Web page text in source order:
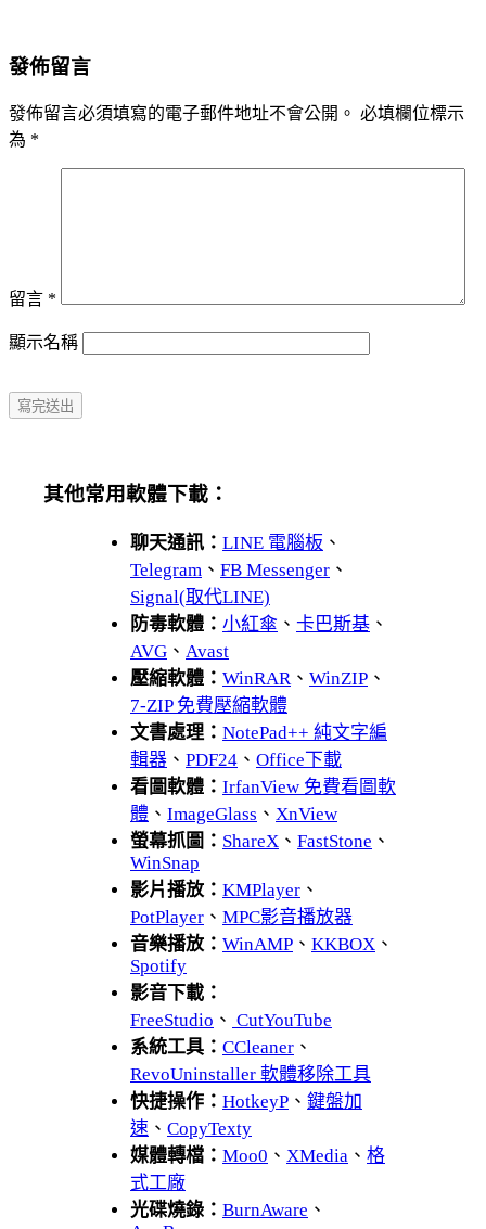
發佈留言
發佈留言必須填寫的電子郵件地址不會公開。 必填欄位標示
為 *
留言 *
顯示名稱
其他常用軟體下載：
聊天通訊： LINE 電腦板 、
Telegram 、 FB Messenger 、
Signal(取代LINE)
防毒軟體： 小紅傘 、 卡巴斯基 、
AVG 、 Avast
壓縮軟體： WinRAR、 WinZIP 、
7-ZIP 免費壓縮軟體
文書處理： NotePad++ 純文字編
輯器 、 PDF24 、 Office下載
看圖軟體： IrfanView 免費看圖軟
體 、 ImageGlass 、 XnView
螢幕抓圖： ShareX 、 FastStone 、
WinSnap
影片播放： KMPlayer 、
PotPlayer 、 MPC影音播放器
音樂播放： WinAMP 、 KKBOX 、
Spotify
影音下載：
FreeStudio 、 CutYouTube
系統工具： CCleaner 、
RevoUninstaller 軟體移除工具
快捷操作： HotkeyP 、 鍵盤加
速 、 CopyTexty
媒體轉檔： Moo0 、 XMedia 、 格
式工廠
光碟燒錄： BurnAware 、